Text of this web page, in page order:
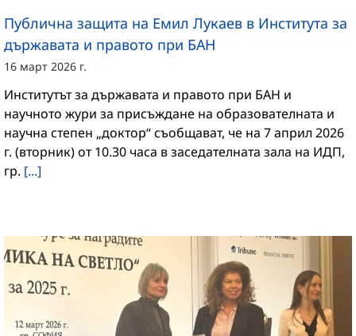
Публична защита на Емил Лукаев в Института за
държавата и правото при БАН
16 март 2026 г.
Институтът за държавата и правото при БАН и
научното жури за присъждане на образователната и
научна степен „доктор“ съобщават, че на 7 април 2026
г. (вторник) от 10.30 часа в заседателната зала на ИДП,
гр. [...]